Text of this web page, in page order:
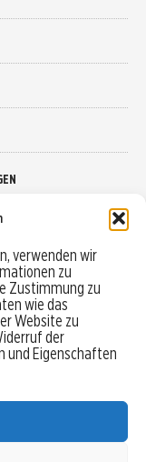
verwenden wir
zu
Zustimmung zu
wie das
Website zu
der
und Eigenschaften